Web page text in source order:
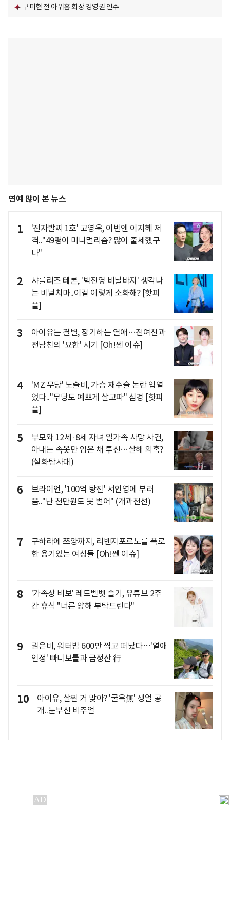
구미현 전 아워홈 회장 경영권 인수
연예 많이 본 뉴스
1
'전자발찌 1호' 고영욱, 이번엔 이지혜 저
격.."49평이 미니멀리즘? 많이 출세했구
나"
2
샤를리즈 테론, '박진영 비닐바지' 생각나
는 비닐치마..이걸 이렇게 소화해? [핫피
플]
3
아이유는 결별, 장기하는 열애…전여친과
전남친의 '묘한' 시기 [Oh!쎈 이슈]
4
'MZ 무당' 노슬비, 가슴 재수술 논란 입열
었다.."무당도 예쁘게 살고파" 심경 [핫피
플]
5
부모와 12세·8세 자녀 일가족 사망 사건,
아내는 속옷만 입은 채 투신…살해 의혹?
(실화탐사대)
6
브라이언, '100억 탕진' 서인영에 부러
움.."난 천만원도 못 벌어" (개과천선)
7
구하라에 쯔양까지, 리벤지포르노를 폭로
한 용기있는 여성들 [Oh!쎈 이슈]
8
'가족상 비보' 레드벨벳 슬기, 유튜브 2주
간 휴식 "너른 양해 부탁드린다"
9
권은비, 워터밤 600만 찍고 떠났다…'열애
인정' 빠니보틀과 금정산 行
10
아이유, 살찐 거 맞아? '굴욕無' 생얼 공
개..눈부신 비주얼